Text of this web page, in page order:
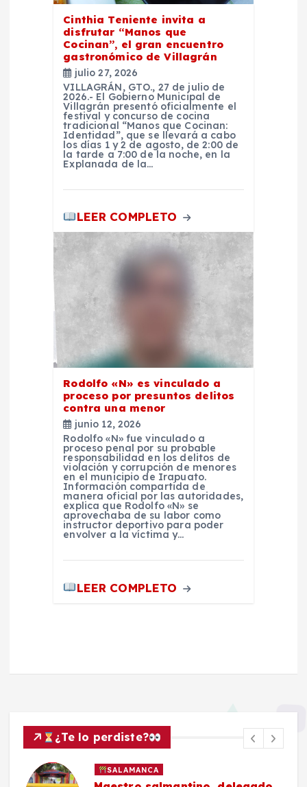
Cinthia Teniente invita a
disfrutar “Manos que
Cocinan”, el gran encuentro
gastronómico de Villagrán
julio 27, 2026
VILLAGRÁN, GTO., 27 de julio de
2026.- El Gobierno Municipal de
Villagrán presentó oficialmente el
festival y concurso de cocina
tradicional “Manos que Cocinan:
Identidad”, que se llevará a cabo
los días 1 y 2 de agosto, de 2:00 de
la tarde a 7:00 de la noche, en la
Explanada de la…
LEER COMPLETO
Rodolfo «N» es vinculado a
proceso por presuntos delitos
contra una menor
junio 12, 2026
Rodolfo «N» fue vinculado a
proceso penal por su probable
responsabilidad en los delitos de
violación y corrupción de menores
en el municipio de Irapuato.
Información compartida de
manera oficial por las autoridades,
explica que Rodolfo «N» se
aprovechaba de su labor como
instructor deportivo para poder
envolver a la víctima y…
LEER COMPLETO
¿Te lo perdiste?
SALAMANCA